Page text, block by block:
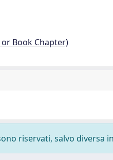
Book Chapter)
riservati, salvo diversa